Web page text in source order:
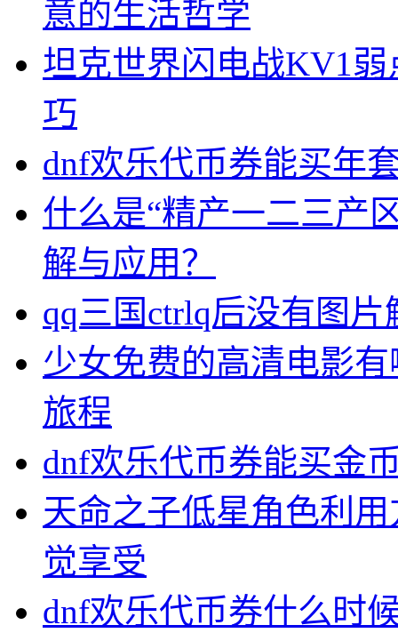
意的生活哲学
坦克世界闪电战KV1
巧
dnf欢乐代币券能买年
什么是“精产一二三产
解与应用？
qq三国ctrlq后没有图片
少女免费的高清电影
旅程
dnf欢乐代币券能买金
天命之子低星角色利
觉享受
dnf欢乐代币券什么时